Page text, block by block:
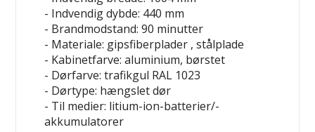
- Indvendig dybde: 440 mm
- Brandmodstand: 90 minutter
- Materiale: gipsfiberplader , stålplade
- Kabinetfarve: aluminium, børstet
- Dørfarve: trafikgul RAL 1023
- Dørtype: hængslet dør
- Til medier: litium-ion-batterier/-
akkumulatorer